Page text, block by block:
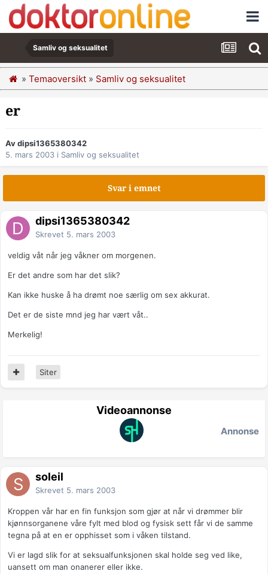
Samliv og seksualitet
» Temaoversikt » Samliv og seksualitet
er
Av dipsi1365380342
5. mars 2003 i Samliv og seksualitet
Svar i emnet
dipsi1365380342
Skrevet 5. mars 2003
veldig våt når jeg våkner om morgenen.
Er det andre som har det slik?
Kan ikke huske å ha drømt noe særlig om sex akkurat.
Det er de siste mnd jeg har vært våt..
Merkelig!
Siter
Videoannonse
Annonse
soleil
Skrevet 5. mars 2003
Kroppen vår har en fin funksjon som gjør at når vi drømmer blir
kjønnsorganene våre fylt med blod og fysisk sett får vi de samme
tegna på at en er opphisset som i våken tilstand.
Vi er lagd slik for at seksualfunksjonen skal holde seg ved like,
uansett om man onanerer eller ikke.